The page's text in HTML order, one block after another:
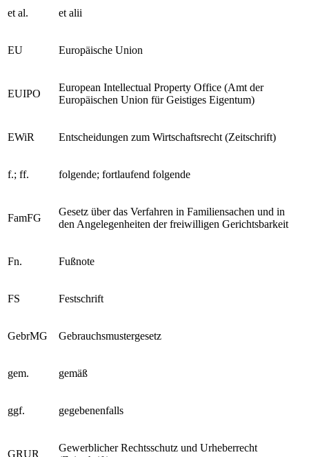
et al. et alii
EU Europäische Union
EUIPO
European Intellectual Property Office (Amt der
Europäischen Union für Geistiges Eigentum)
EWiR Entscheidungen zum Wirtschaftsrecht (Zeitschrift)
f.; ff. folgende; fortlaufend folgende
FamFG
Gesetz über das Verfahren in Familiensachen und in
den Angelegenheiten der freiwilligen Gerichtsbarkeit
Fn. Fußnote
FS Festschrift
GebrMG Gebrauchsmustergesetz
gem. gemäß
ggf. gegebenenfalls
GRUR
Gewerblicher Rechtsschutz und Urheberrecht